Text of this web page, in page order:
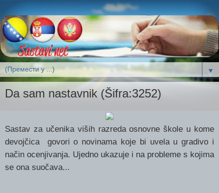
▼
Da sam nastavnik (Šifra:3252)
Sastav za učenika viših razreda osnovne škole u kome
devojčica govori o novinama koje bi uvela u gradivo i
način ocenjivanja. Ujedno ukazuje i na probleme s kojima
se ona suočava...